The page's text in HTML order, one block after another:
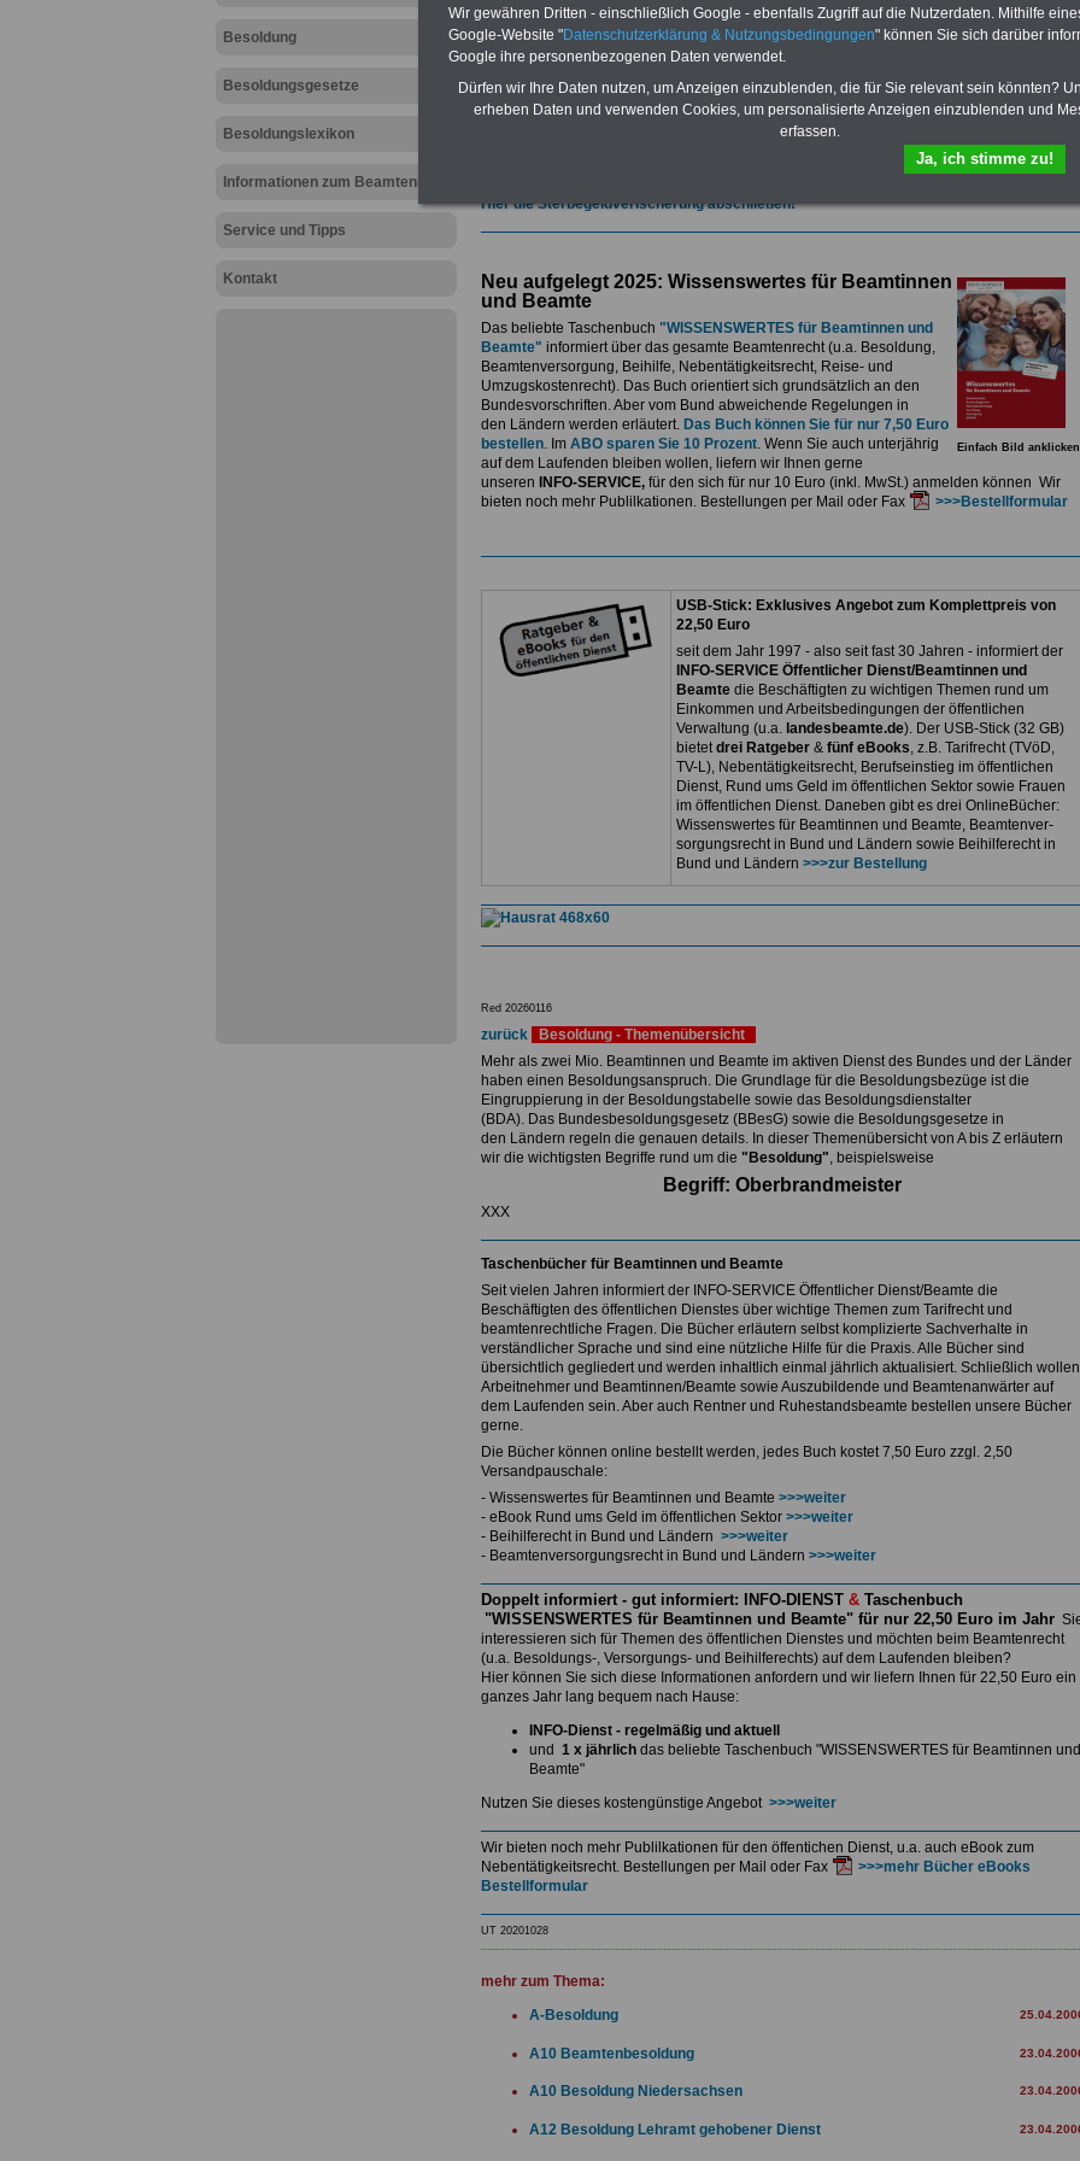
Besoldung
Besoldungsgesetze
Besoldungslexikon
Informationen zum Beamtenrecht
Service und Tipps
Kontakt
und ausdrucken:Wissenswertes zum Beamtenrecht, Besoldung, Versorgung,
Beihilfe sowieNebentätigkeitsrecht, Tarifrecht, Berufseinstieg und Frauen im
öffentlichen Dienst>>>mehr Informationen
ACHTUNG Nachzahlung für alle Beamtinnen und Beamten des Bundes wegen
amtsangemessener Alimentation
Teilweise 5-stellige Nachzahlungen für Beamtinnen & Beamte im Bund (mit Bahn,
Post, Telekom und Postbank) sowwie einigen Ländern durch die Neuordnung der
>>>zur (Vor)Bestellung
Hier die Sterbegeldverischerung abschließen!
Einfach Bild anklicken
Neu aufgelegt 2025: Wissenswertes für Beamtinnen
und Beamte
Das beliebte Taschenbuch "WISSENSWERTES für Beamtinnen und
Beamte" informiert über das gesamte Beamtenrecht (u.a. Besoldung,
Beamtenversorgung, Beihilfe, Nebentätigkeitsrecht, Reise- und
Umzugskostenrecht). Das Buch orientiert sich grundsätzlich an den
Bundesvorschriften. Aber vom Bund abweichende Regelungen in
den Ländern werden erläutert. Das Buch können Sie für nur 7,50 Euro
bestellen. Im ABO sparen Sie 10 Prozent. Wenn Sie auch unterjährig
auf dem Laufenden bleiben wollen, liefern wir Ihnen gerne
unseren
INFO-SERVICE, für den sich für nur 10 Euro (inkl. MwSt.) anmelden können Wir
bieten noch mehr Publilkationen. Bestellungen per Mail oder Fax
>>>Bestellformular
USB-Stick: Exklusives Angebot zum Komplettpreis von
22,50 Euro
seit dem Jahr 1997 - also seit fast 30 Jahren - informiert der
INFO-SERVICE Öffentlicher Dienst/Beamtinnen und
Beamtedie Beschäftigten zu wichtigen Themen rund um
Einkommen und Arbeitsbedingungen der öffentlichen
Verwaltung (u.a. landesbeamte.de). Der USB-Stick (32 GB)
bietetdrei Ratgeber& fünf eBooks, z.B. Tarifrecht (TVöD,
TV-L), Nebentätigkeitsrecht, Berufseinstieg im öffentlichen
Dienst, Rund ums Geld im öffentlichen Sektor sowie Frauen
im öffentlichen Dienst. Daneben gibt es drei OnlineBücher:
Wissenswertes für Beamtinnen und Beamte, Beamtenver-
sorgungsrecht in Bund und Ländern sowie Beihilferecht in
Bund und Ländern >>>zur Bestellung
Red 20260116
zurück
Besoldung - Themenübersicht
Mehr als zwei Mio. Beamtinnen und Beamte im aktiven Dienst des Bundes und der Länder
haben einen Besoldungsanspruch. Die Grundlage für die Besoldungsbezüge ist die
Eingruppierung in der Besoldungstabelle sowie das Besoldungsdienstalter
(BDA). Das Bundesbesoldungsgesetz (BBesG) sowie die Besoldungsgesetze in
den Ländern regeln die genauen details. In dieser Themenübersicht von A bis Z erläutern
wir die wichtigsten Begriffe rund um die "Besoldung", beispielsweise
Begriff: Oberbrandmeister
XXX
Taschenbücher für Beamtinnen und Beamte
Seit vielen Jahren informiert der INFO-SERVICE Öffentlicher Dienst/Beamte die
Beschäftigten des öffentlichen Dienstes über wichtige Themen zum Tarifrecht und
beamtenrechtliche Fragen. Die Bücher erläutern selbst komplizierte Sachverhalte in
verständlicher Sprache und sind eine nützliche Hilfe für die Praxis. Alle Bücher sind
übersichtlich gegliedert und werden inhaltlich einmal jährlich aktualisiert. Schließlich wollen
Arbeitnehmer und Beamtinnen/Beamte sowie Auszubildende und Beamtenanwärter auf
dem Laufenden sein. Aber auch Rentner und Ruhestandsbeamte bestellen unsere Bücher
gerne.
Die Bücher können online bestellt werden, jedes Buch kostet 7,50 Euro zzgl. 2,50
Versandpauschale:
- Wissenswertes für Beamtinnen und Beamte >>>weiter
- eBook Rund ums Geld im öffentlichen Sektor >>>weiter
- Beihilferecht in Bund und Ländern >>>weiter
- Beamtenversorgungsrecht in Bund und Ländern >>>weiter
Doppelt informiert - gut informiert: INFO-DIENST &Taschenbuch
"WISSENSWERTES für Beamtinnen und Beamte" für nur 22,50 Euro im Jahr
interessieren sich für Themen des öffentlichen Dienstes und möchten beim Beamtenrecht
(u.a. Besoldungs-, Versorgungs- und Beihilferechts) auf dem Laufenden bleiben?
Hier können Sie sich diese Informationen anfordern und wir liefern Ihnen für 22,50 Euro ein
ganzes Jahr lang bequem nach Hause:
INFO-Dienst - regelmäßig und aktuell
und 1 x jährlich das beliebte Taschenbuch "WISSENSWERTES für Beamtinnen und
Beamte"
Nutzen Sie dieses kostengünstige Angebot >>>weiter
Wir bieten noch mehr Publilkationen für den öffentichen Dienst, u.a. auch eBook zum
Nebentätigkeitsrecht. Bestellungen per Mail oder Fax
>>>mehr Bücher eBooks
Bestellformular
UT 20201028
mehr zum Thema:
A-Besoldung
A10 Beamtenbesoldung
A10 Besoldung Niedersachsen
A12 Besoldung Lehramt gehobener Dienst
Wir gewähren Dritten - einschließlich Google - ebenfalls Zugriff auf die Nutzerdaten. Mithilfe
Google-Website "Datenschutzerklärung & Nutzungsbedingungen" können Sie sich darüber
Google ihre personenbezogenen Daten verwendet.
Dürfen wir Ihre Daten nutzen, um Anzeigen einzublenden, die für Sie relevant sein könnten?
erheben Daten und verwenden Cookies, um personalisierte Anzeigen einzublenden und
erfassen.
Ja, ich stimme zu!